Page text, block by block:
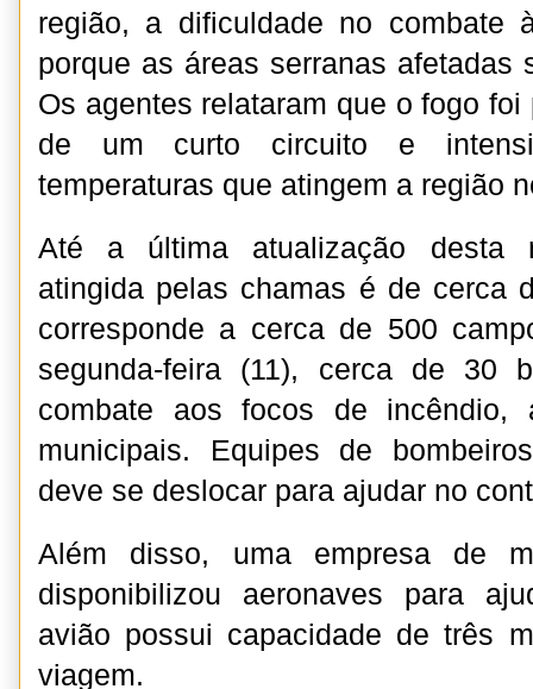
região, a dificuldade no combate
porque as áreas serranas afetadas
Os agentes relataram que o fogo
de um curto circuito e
temperaturas que atingem a região
Até a última atualização desta
atingida pelas chamas é de cerca
corresponde a cerca de 500
segunda-feira (11), cerca de 30
combate aos focos de incêndio,
municipais. Equipes de
deve se deslocar para ajudar no
Além disso, uma empresa de
disponibilizou aeronaves para
avião possui capacidade de três
viagem.